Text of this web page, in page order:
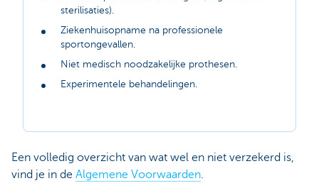
sterilisaties).
Ziekenhuisopname na professionele
sportongevallen.
Niet medisch noodzakelijke prothesen.
Experimentele behandelingen.
Een volledig overzicht van wat wel en niet verzekerd is,
vind je in de Algemene Voorwaarden.